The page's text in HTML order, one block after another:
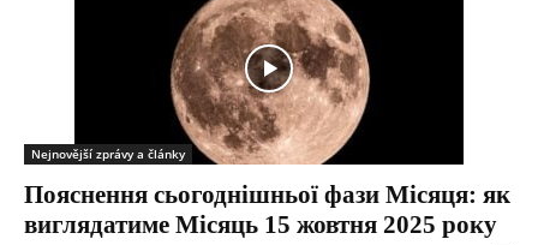
Nejnovější zprávy a články
Пояснення сьогоднішньої фази Місяця: як
виглядатиме Місяць 15 жовтня 2025 року